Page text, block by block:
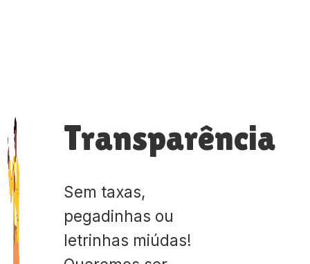
Transparência
Sem taxas,
pegadinhas ou
letrinhas miúdas!